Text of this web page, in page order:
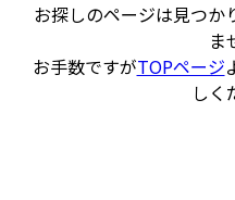
お探しのページは見つか
ま
お手数ですがTOPページ
しく